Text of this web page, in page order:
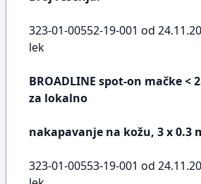
323-01-00552-19-001 od
lek
BROADLINE spot-on mačke <
za lokalno
nakapavanje na kožu, 3 x 0.3
323-01-00553-19-001 od